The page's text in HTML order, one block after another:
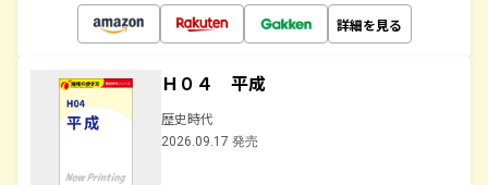
詳細を見る
Ｈ０４ 平成
歴史時代
2026.09.17 発売